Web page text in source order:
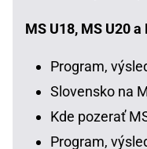
MS U18, MS U20 a
Program,
Slovensko na
Kde pozerať
Program,